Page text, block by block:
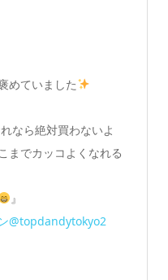
めていました
なら絶対買わないよ
までカッコよくなれる
』
@topdandytokyo2